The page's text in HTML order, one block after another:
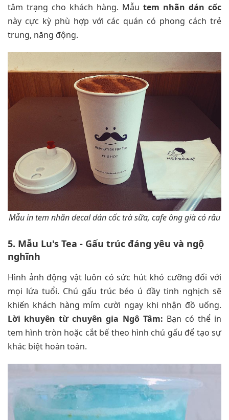
tâm trạng cho khách hàng. Mẫu tem nhãn dán cốc
này cực kỳ phù hợp với các quán có phong cách trẻ
trung, năng động.
Mẫu in tem nhãn decal dán cốc trà sữa, cafe ông già có râu
5. Mẫu Lu's Tea - Gấu trúc đáng yêu và ngộ
nghĩnh
Hình ảnh động vật luôn có sức hút khó cưỡng đối với
mọi lứa tuổi. Chú gấu trúc béo ú đầy tinh nghịch sẽ
khiến khách hàng mỉm cười ngay khi nhận đồ uống.
Lời khuyên từ chuyên gia Ngô Tâm: Bạn có thể in
tem hình tròn hoặc cắt bế theo hình chú gấu để tạo sự
khác biệt hoàn toàn.